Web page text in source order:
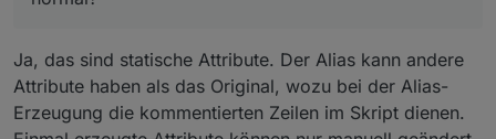
ist, kann ich bedenkenlos diese Daten im Alias
ändern (werden dann logischerweise zwar nicht
synchronisiert) oder lässt man besser die Finger
davon?
Ja, das sind statische Attribute. Der Alias kann andere
Attribute haben als das Original, wozu bei der Alias-
Erzeugung die kommentierten Zeilen im Skript dienen.